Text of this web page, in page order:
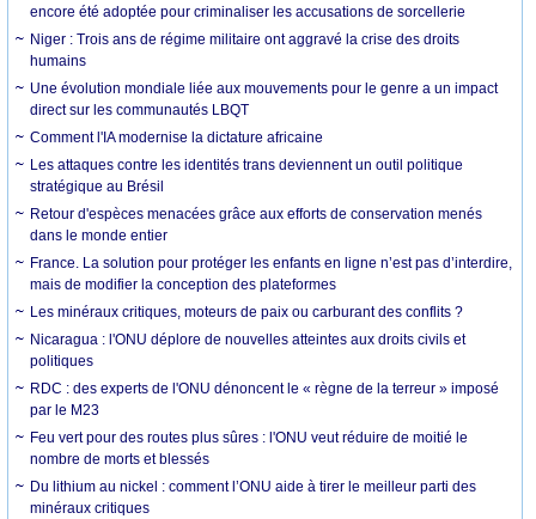
encore été adoptée pour criminaliser les accusations de sorcellerie
Niger : Trois ans de régime militaire ont aggravé la crise des droits
humains
Une évolution mondiale liée aux mouvements pour le genre a un impact
direct sur les communautés LBQT
Comment l'IA modernise la dictature africaine
Les attaques contre les identités trans deviennent un outil politique
stratégique au Brésil
Retour d'espèces menacées grâce aux efforts de conservation menés
dans le monde entier
France. La solution pour protéger les enfants en ligne n’est pas d’interdire,
mais de modifier la conception des plateformes
Les minéraux critiques, moteurs de paix ou carburant des conflits ?
Nicaragua : l'ONU déplore de nouvelles atteintes aux droits civils et
politiques
RDC : des experts de l'ONU dénoncent le « règne de la terreur » imposé
par le M23
Feu vert pour des routes plus sûres : l'ONU veut réduire de moitié le
nombre de morts et blessés
Du lithium au nickel : comment l’ONU aide à tirer le meilleur parti des
minéraux critiques